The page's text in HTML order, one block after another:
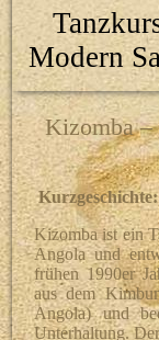
Modern
Kizomba –
Kizomba ist ein
Angola und
frühen 1990er
aus dem
Angola) und
Unterhaltung.